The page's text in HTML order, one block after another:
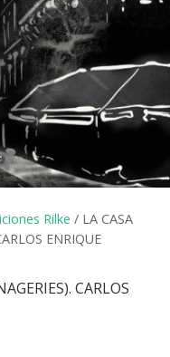
Rilke / LA CASA
ENRIQUE
CARLOS